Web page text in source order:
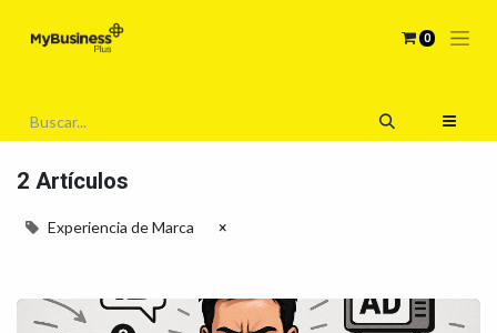
0
2 Artículos
Experiencia de Marca ×